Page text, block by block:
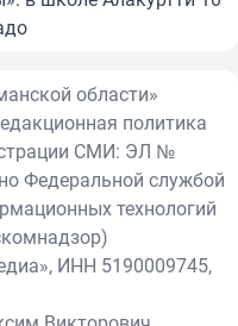
области»
политика
СМИ: ЭЛ №
Федеральной службой
технологий
ИНН 5190009745,